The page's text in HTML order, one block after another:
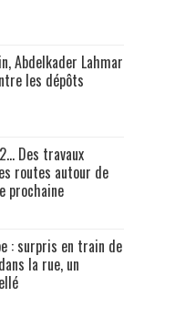
Abdelkader Lahmar
les dépôts
Des travaux
routes autour de
prochaine
: surpris en train de
la rue, un